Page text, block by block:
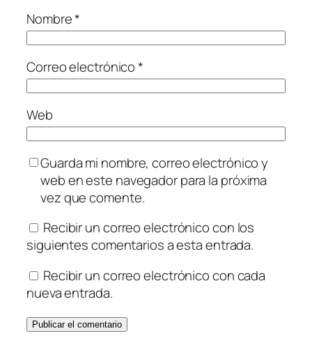
Nombre*
Correo electrónico*
Web
Guarda mi nombre, correo electrónico y
web en este navegador para la próxima
vez que comente.
Recibir un correo electrónico con los
siguientes comentarios a esta entrada.
Recibir un correo electrónico con cada
nueva entrada.